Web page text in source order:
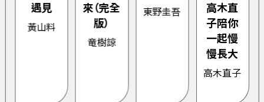
遇見
黃山料
來（完全
版）
竜樹諒
東野圭吾
高木直
子陪你
一起慢
慢長大
高木直子